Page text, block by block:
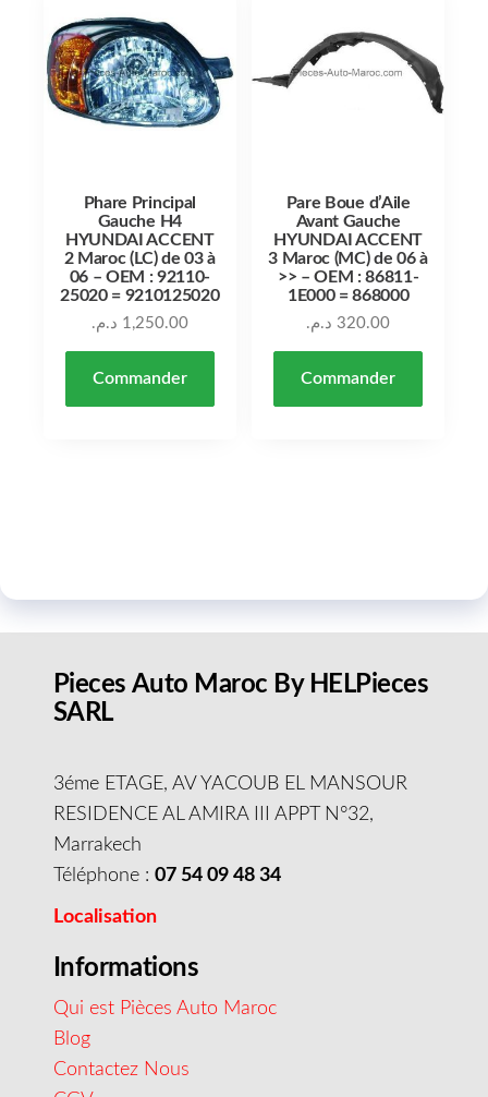
Phare Principal
Gauche H4
HYUNDAI ACCENT
2 Maroc (LC) de 03 à
06 – OEM : 92110-
25020 = 9210125020
1,250.00 د.م.
Commander
Pare Boue d’Aile
Avant Gauche
HYUNDAI ACCENT
3 Maroc (MC) de 06 à
>> – OEM : 86811-
1E000 = 868000
320.00 د.م.
Commander
Pieces Auto Maroc By HELPieces
SARL
3éme ETAGE, AV YACOUB EL MANSOUR
RESIDENCE AL AMIRA III APPT N°32,
Marrakech
Téléphone : 07 54 09 48 34
Localisation
Informations
Qui est Pièces Auto Maroc
Blog
Contactez Nous